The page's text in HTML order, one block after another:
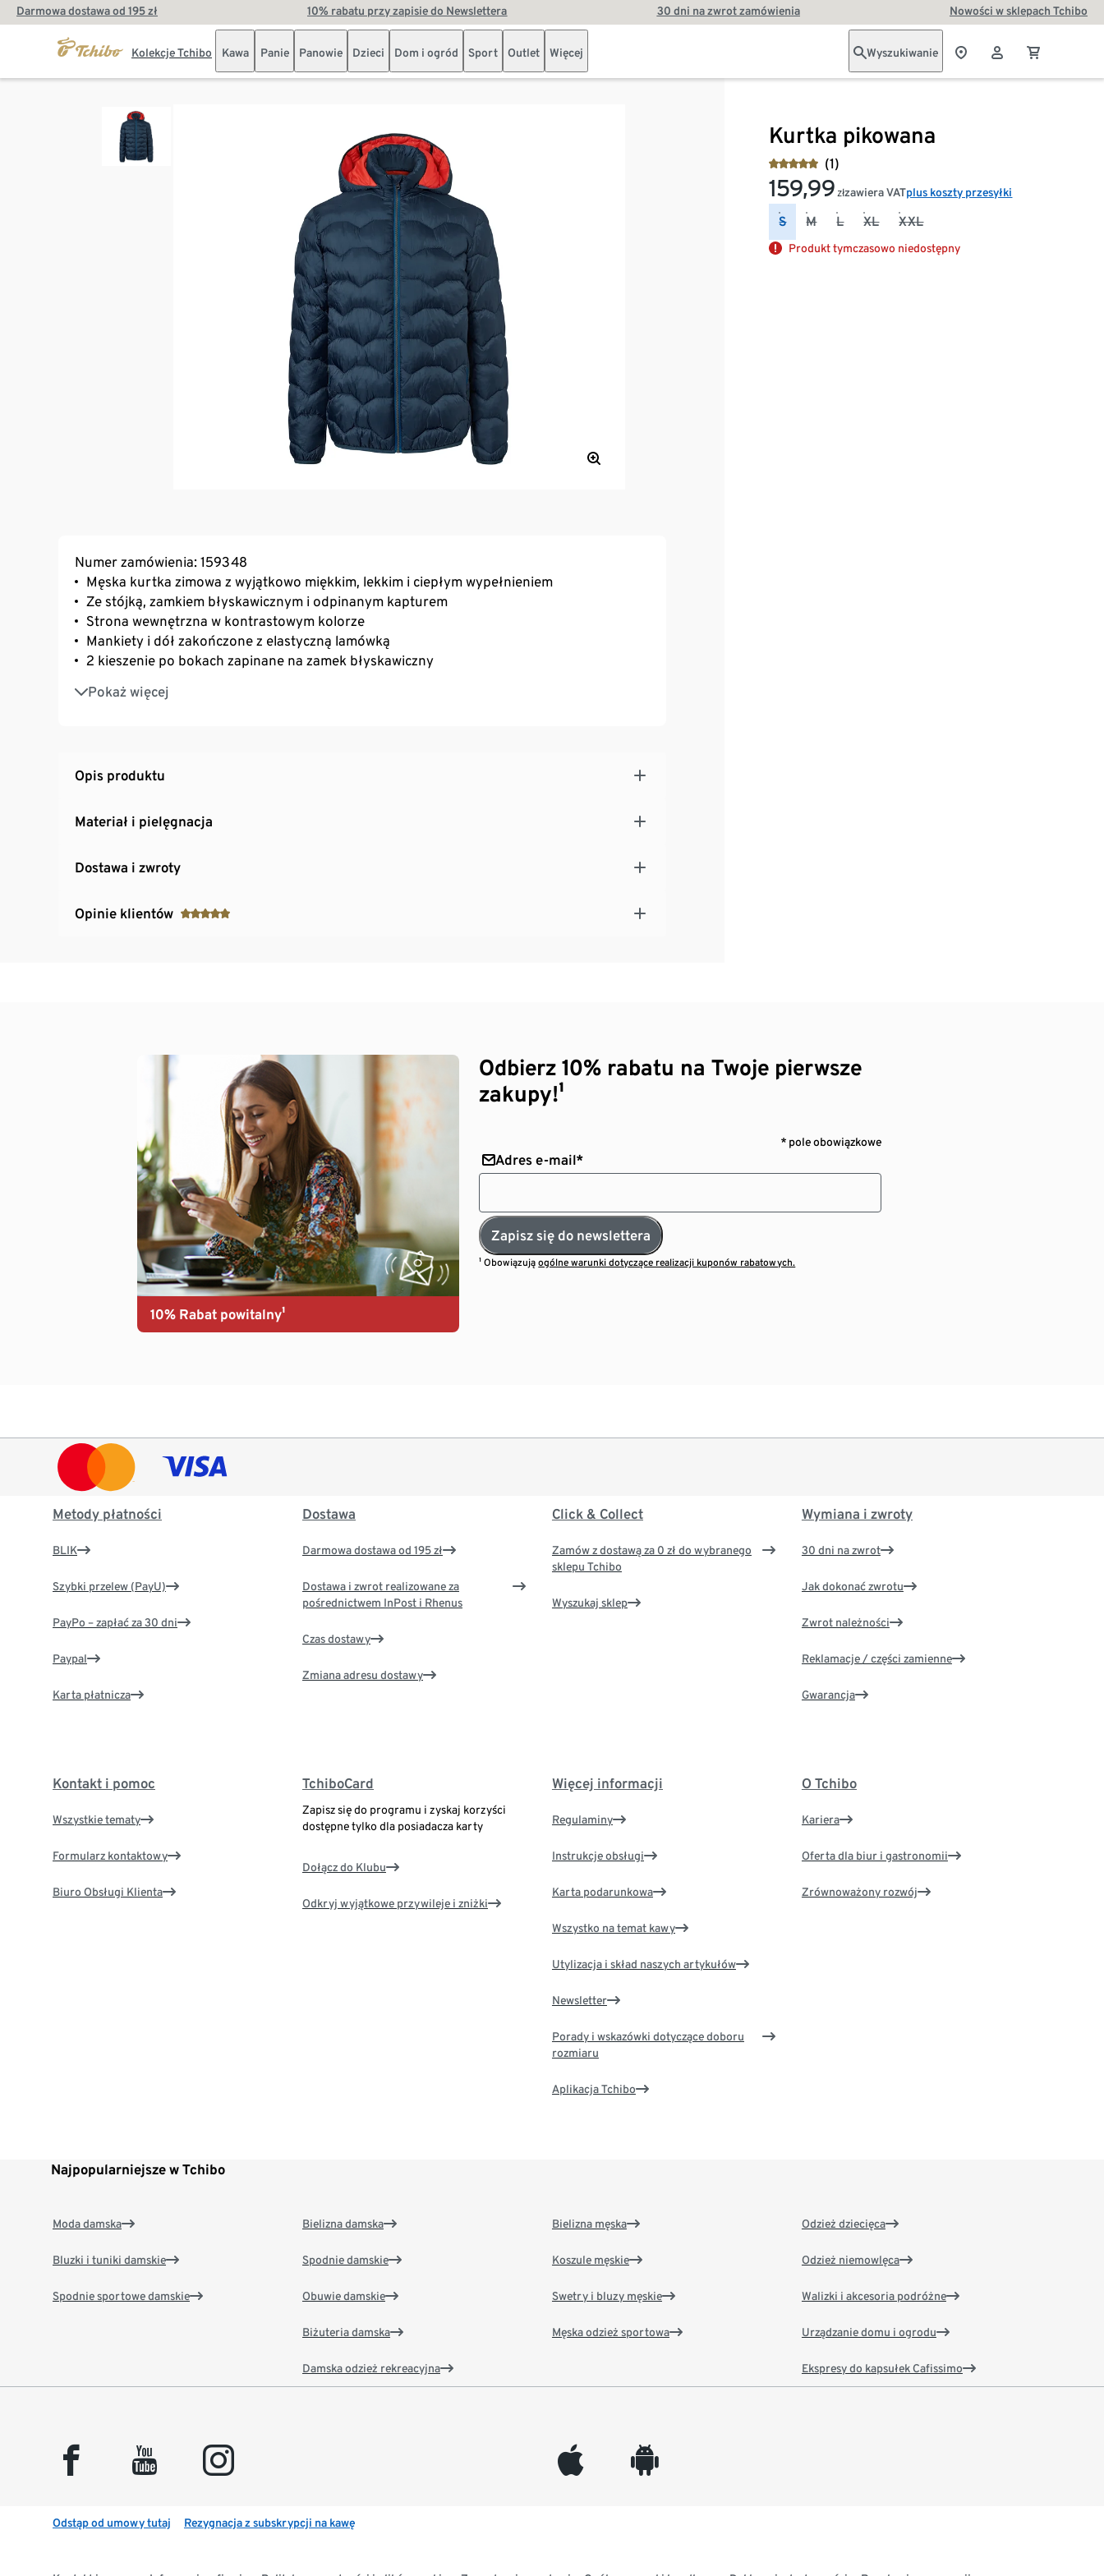
Darmowa dostawa od 195 zł 10% rabatu przy zapisie do Newslettera 30 dni na zwrot zamówienia Nowości w sklepach Tchibo
Kolekcje Tchibo Kawa Panie Panowie Dzieci Dom i ogród Sport Outlet Więcej Wyszukiwanie
Kurtka pikowana
(1)
159,99 złzawiera VATplus koszty przesyłki
S M L XL XXL
Produkt tymczasowo niedostępny
Numer zamówienia: 159348
Męska kurtka zimowa z wyjątkowo miękkim, lekkim i ciepłym wypełnieniem
Ze stójką, zamkiem błyskawicznym i odpinanym kapturem
Strona wewnętrzna w kontrastowym kolorze
Mankiety i dół zakończone z elastyczną lamówką
2 kieszenie po bokach zapinane na zamek błyskawiczny
Pokaż więcej
Kieszeń wewnętrzna zapinana na zamek błyskawiczny
Z pętelką do powieszenia
Opis produktu
Materiał i pielęgnacja
Dostawa i zwroty
Opinie klientów
10% Rabat powitalny¹
Odbierz 10% rabatu na Twoje pierwsze
zakupy!¹
* pole obowiązkowe
Adres e-mail*
Zapisz się do newslettera
¹ Obowiązująogólne warunki dotyczące realizacji kuponów rabatowych.
Metody płatności
BLIK
Szybki przelew (PayU)
PayPo – zapłać za 30 dni
Paypal
Karta płatnicza
Dostawa
Darmowa dostawa od 195 zł
Dostawa i zwrot realizowane za
pośrednictwem InPost i Rhenus
Czas dostawy
Zmiana adresu dostawy
Click & Collect
Zamów z dostawą za 0 zł do wybranego
sklepu Tchibo
Wyszukaj sklep
Wymiana i zwroty
30 dni na zwrot
Jak dokonać zwrotu
Zwrot należności
Reklamacje / części zamienne
Gwarancja
Kontakt i pomoc
Wszystkie tematy
Formularz kontaktowy
Biuro Obsługi Klienta
TchiboCard
Zapisz się do programu i zyskaj korzyści
dostępne tylko dla posiadacza karty
Dołącz do Klubu
Odkryj wyjątkowe przywileje i zniżki
Więcej informacji
Regulaminy
Instrukcje obsługi
Karta podarunkowa
Wszystko na temat kawy
Utylizacja i skład naszych artykułów
Newsletter
Porady i wskazówki dotyczące doboru
rozmiaru
Aplikacja Tchibo
O Tchibo
Kariera
Oferta dla biur i gastronomii
Zrównoważony rozwój
Najpopularniejsze w Tchibo
Moda damska
Bluzki i tuniki damskie
Spodnie sportowe damskie
Bielizna damska
Spodnie damskie
Obuwie damskie
Biżuteria damska
Damska odzież rekreacyjna
Bielizna męska
Koszule męskie
Swetry i bluzy męskie
Męska odzież sportowa
Odzież dziecięca
Odzież niemowlęca
Walizki i akcesoria podróżne
Urządzanie domu i ogrodu
Ekspresy do kapsułek Cafissimo
facebook youtube instagram appleinc android
Odstąp od umowy tutaj Rezygnacja z subskrypcji na kawę